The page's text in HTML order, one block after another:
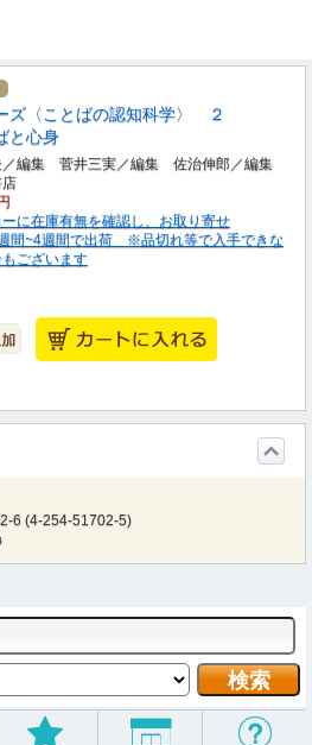
ズ〈ことばの認知科学〉 ２
と心身
／編集 菅井三実／編集 佐治伸郎／編集
ーに在庫有無を確認し、お取り寄せ
間~4週間で出荷 ※品切れ等で入手できな
ございます
6 (4-254-51702-5)